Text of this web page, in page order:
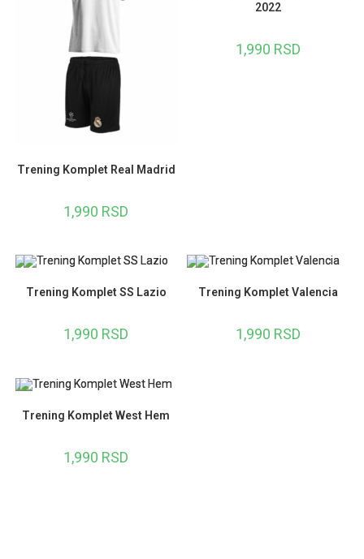
Trening Komplet Real Madrid
1,990 RSD
2022
1,990 RSD
Trening Komplet SS Lazio
1,990 RSD
Trening Komplet Valencia
1,990 RSD
Trening Komplet West Hem
1,990 RSD